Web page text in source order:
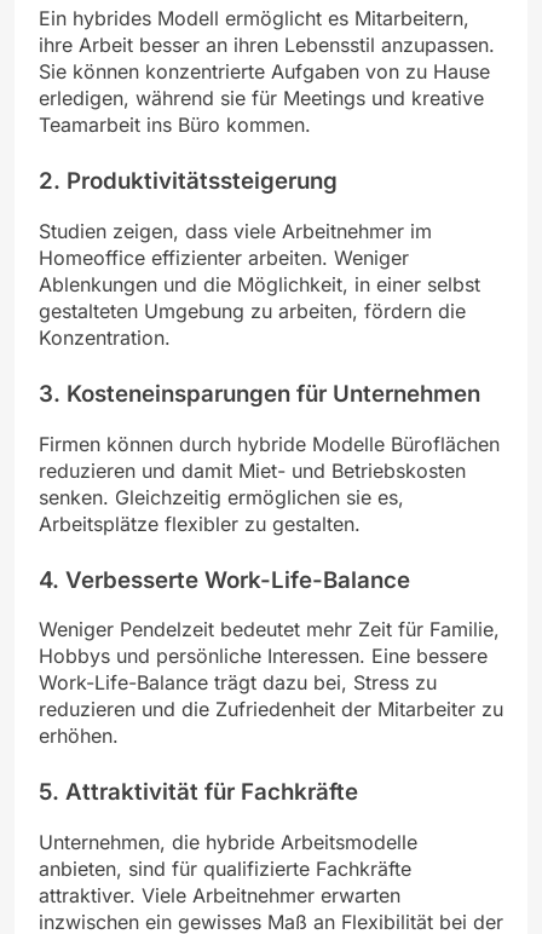
Ein hybrides Modell ermöglicht es Mitarbeitern,
ihre Arbeit besser an ihren Lebensstil anzupassen.
Sie können konzentrierte Aufgaben von zu Hause
erledigen, während sie für Meetings und kreative
Teamarbeit ins Büro kommen.
2. Produktivitätssteigerung
Studien zeigen, dass viele Arbeitnehmer im
Homeoffice effizienter arbeiten. Weniger
Ablenkungen und die Möglichkeit, in einer selbst
gestalteten Umgebung zu arbeiten, fördern die
Konzentration.
3. Kosteneinsparungen für Unternehmen
Firmen können durch hybride Modelle Büroflächen
reduzieren und damit Miet- und Betriebskosten
senken. Gleichzeitig ermöglichen sie es,
Arbeitsplätze flexibler zu gestalten.
4. Verbesserte Work-Life-Balance
Weniger Pendelzeit bedeutet mehr Zeit für Familie,
Hobbys und persönliche Interessen. Eine bessere
Work-Life-Balance trägt dazu bei, Stress zu
reduzieren und die Zufriedenheit der Mitarbeiter zu
erhöhen.
5. Attraktivität für Fachkräfte
Unternehmen, die hybride Arbeitsmodelle
anbieten, sind für qualifizierte Fachkräfte
attraktiver. Viele Arbeitnehmer erwarten
inzwischen ein gewisses Maß an Flexibilität bei der